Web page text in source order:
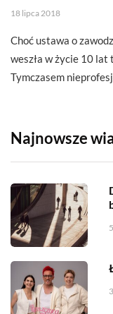
18 lipca 2018
Choć ustawa o
weszła w życie 10
Tymczasem
Najnowsze